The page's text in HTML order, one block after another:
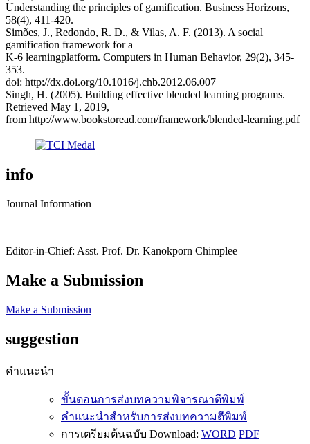
Understanding the principles of gamification. Business Horizons,
58(4), 411-420.
Simões, J., Redondo, R. D., & Vilas, A. F. (2013). A social
gamification framework for a
K-6 learningplatform. Computers in Human Behavior, 29(2), 345-
353.
doi: http://dx.doi.org/10.1016/j.chb.2012.06.007
Singh, H. (2005). Building effective blended learning programs.
Retrieved May 1, 2019,
from http://www.bookstoread.com/framework/blended-learning.pdf
info
Journal Information
Editor-in-Chief: Asst. Prof. Dr. Kanokporn Chimplee
Make a Submission
Make a Submission
suggestion
คำแนะนำ
ขั้นตอนการส่งบทความพิจารณาตีพิมพ์
คำแนะนำสำหรับการส่งบทความตีพิมพ์
การเตรียมต้นฉบับ Download: WORD PDF